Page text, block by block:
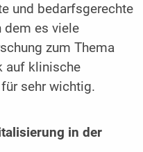
und bedarfsgerechte
dem es viele
zum Thema
auf klinische
sehr wichtig.
in der